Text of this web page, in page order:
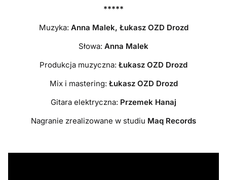
*****
Muzyka: Anna Malek, Łukasz OZD Drozd
Słowa: Anna Malek
Produkcja muzyczna: Łukasz OZD Drozd
Mix i mastering: Łukasz OZD Drozd
Gitara elektryczna: Przemek Hanaj
Nagranie zrealizowane w studiu Maq Records